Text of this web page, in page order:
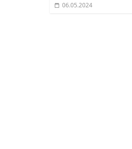
06.05.2024